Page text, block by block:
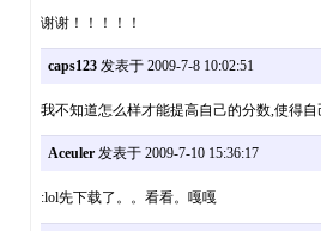
谢谢！！！！！
caps123发表于 2009-7-8 10:02:51
我不知道怎么样才能提高自己的分数,使得自
Aceuler发表于 2009-7-10 15:36:17
:lol先下载了。。看看。嘎嘎